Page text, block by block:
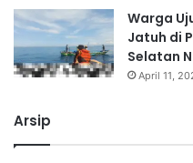
Warga
Jatuh di
Selatan
April 11,
Arsip